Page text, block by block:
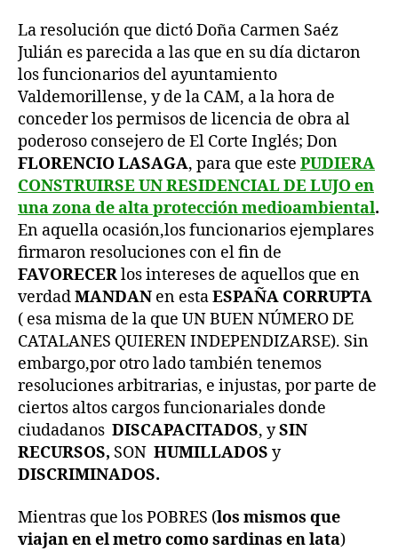
La resolución que dictó Doña Carmen Saéz
Julián es parecida a las que en su día dictaron
los funcionarios del ayuntamiento
Valdemorillense, y de la CAM, a la hora de
conceder los permisos de licencia de obra al
poderoso consejero de El Corte Inglés; Don
FLORENCIO LASAGA, para que este PUDIERA
CONSTRUIRSE UN RESIDENCIAL DE LUJO en
una zona de alta protección medioambiental.
En aquella ocasión,los funcionarios ejemplares
firmaron resoluciones con el fin de
FAVORECERlos intereses de aquellos que en
verdadMANDAN en estaESPAÑA CORRUPTA
( esa misma de la que UN BUEN NÚMERO DE
CATALANES QUIEREN INDEPENDIZARSE). Sin
embargo,por otro lado también tenemos
resoluciones arbitrarias, e injustas, por parte de
ciertos altos cargos funcionariales donde
ciudadanos DISCAPACITADOS, ySIN
RECURSOS, SON HUMILLADOS y
DISCRIMINADOS.
Mientras que los POBRES (los mismos que
viajan en el metro como sardinas en lata)